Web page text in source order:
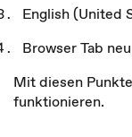
English (United
Browser Tab
Mit diesen
funktionieren.